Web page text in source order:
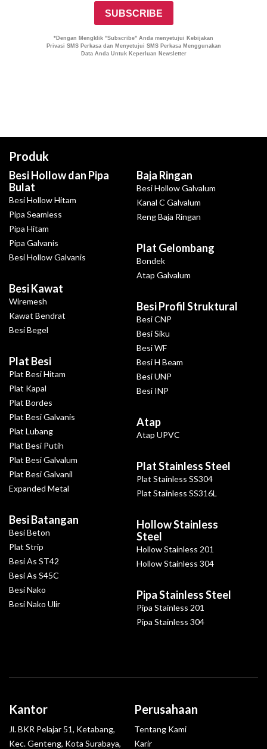
Produk
Besi Hollow dan Pipa
Bulat
Besi Hollow Hitam
Pipa Seamless
Pipa Hitam
Pipa Galvanis
Besi Hollow Galvanis
Besi Kawat
Wiremesh
Kawat Bendrat
Besi Begel
Plat Besi
Plat Besi Hitam
Plat Kapal
Plat Bordes
Plat Besi Galvanis
Plat Lubang
Plat Besi Putih
Plat Besi Galvalum
Plat Besi Galvanil
Expanded Metal
Besi Batangan
Besi Beton
Plat Strip
Besi As ST42
Besi As S45C
Besi Nako
Besi Nako Ulir
Baja Ringan
Besi Hollow Galvalum
Kanal C Galvalum
Reng Baja Ringan
Plat Gelombang
Bondek
Atap Galvalum
Besi Profil Struktural
Besi CNP
Besi Siku
Besi WF
Besi H Beam
Besi UNP
Besi INP
Atap
Atap UPVC
Plat Stainless Steel
Plat Stainless SS304
Plat Stainless SS316L
Hollow Stainless
Steel
Hollow Stainless 201
Hollow Stainless 304
Pipa Stainless Steel
Pipa Stainless 201
Pipa Stainless 304
Kantor
Jl. BKR Pelajar 51, Ketabang,
Kec. Genteng, Kota Surabaya,
Perusahaan
Tentang Kami
Karir